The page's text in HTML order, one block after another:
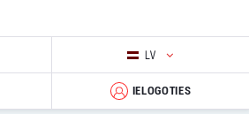
LV
IELOGOTIES